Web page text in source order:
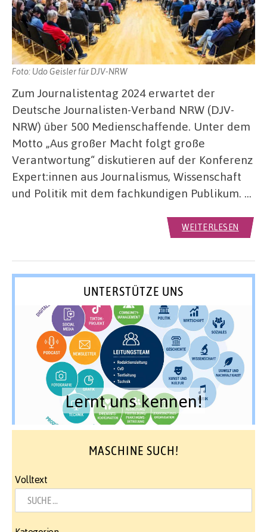
Foto: Udo Geisler für DJV-NRW
Zum Journalistentag 2024 erwartet der
Deutsche Journalisten-Verband NRW (DJV-
NRW) über 500 Medienschaffende. Unter dem
Motto „Aus großer Macht folgt große
Verantwortung“ diskutieren auf der Konferenz
Expert:innen aus Journalismus, Wissenschaft
und Politik mit dem fachkundigen Publikum. …
WEITERLESEN
UNTERSTÜTZE UNS
Lernt uns kennen!
MASCHINE SUCH!
Volltext